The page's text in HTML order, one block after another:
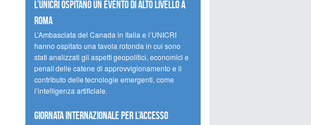
l’UNICRI ospitano un evento di alto livello a
Roma
L’Ambasciata del Canada in Italia e l’UNICRI
hanno ospitato una tavola rotonda in cui sono
stati analizzati gli aspetti geopolitici, economici e
penali delle catene di approvvigionamento e il
contributo delle tecnologie emergenti, come
l’intelligenza artificiale.
Giornata internazionale per l’accesso